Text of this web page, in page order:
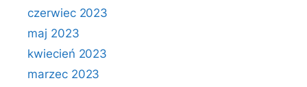
czerwiec 2023
maj 2023
kwiecień 2023
marzec 2023